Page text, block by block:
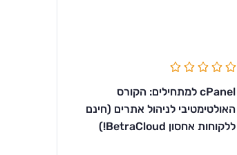
cPanel למתחילים: הקורס
האולטימטיבי לניהול אתרים (חינם
ללקוחות אחסון BetraCloud!)